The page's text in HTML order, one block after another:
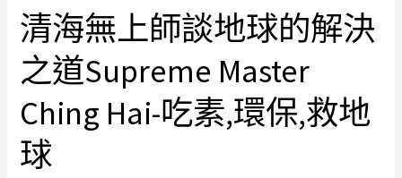
火
雞
魚
小
狗-
敏
清海無上師談地球的解決
之道Supreme Master
Ching Hai-吃素,環保,救地
球
清
海
無
師
談
地